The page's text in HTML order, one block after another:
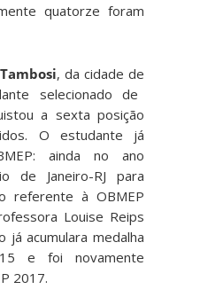
quatorze foram
, da cidade de
selecionado de
a sexta posição
O estudante já
ainda no ano
de Janeiro-RJ para
referente à OBMEP
Louise Reips
já acumulara medalha
e foi novamente
2017.